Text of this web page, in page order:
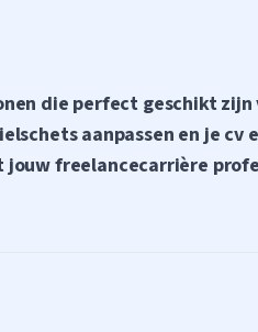
die perfect geschikt
aanpassen en je cv
jouw freelancecarrière